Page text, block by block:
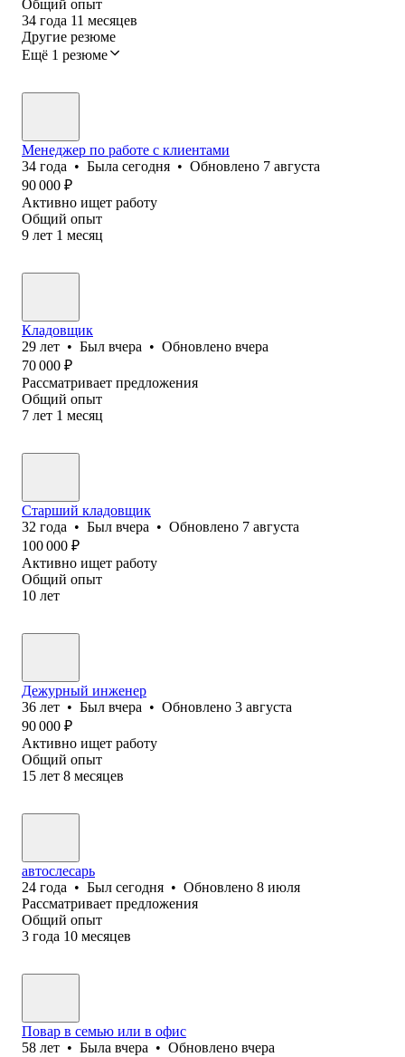
Общий опыт
34 года 11 месяцев
Другие резюме
Ещё 1 резюме
Менеджер по работе с клиентами
34 года • Была сегодня • Обновлено 7 августа
90 000 ₽
Активно ищет работу
Общий опыт
9 лет 1 месяц
Кладовщик
29 лет • Был вчера • Обновлено вчера
70 000 ₽
Рассматривает предложения
Общий опыт
7 лет 1 месяц
Старший кладовщик
32 года • Был вчера • Обновлено 7 августа
100 000 ₽
Активно ищет работу
Общий опыт
10 лет
Дежурный инженер
36 лет • Был вчера • Обновлено 3 августа
90 000 ₽
Активно ищет работу
Общий опыт
15 лет 8 месяцев
автослесарь
24 года • Был сегодня • Обновлено 8 июля
Рассматривает предложения
Общий опыт
3 года 10 месяцев
Повар в семью или в офис
58 лет • Была вчера • Обновлено вчера